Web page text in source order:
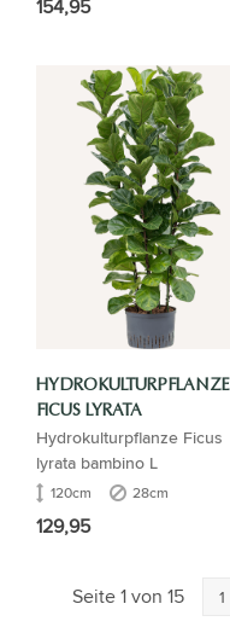
154,95
HYDROKULTURPFLANZE
FICUS LYRATA
Hydrokulturpflanze Ficus
lyrata bambino L
120cm 28cm
129,95
Seite 1 von 15 1